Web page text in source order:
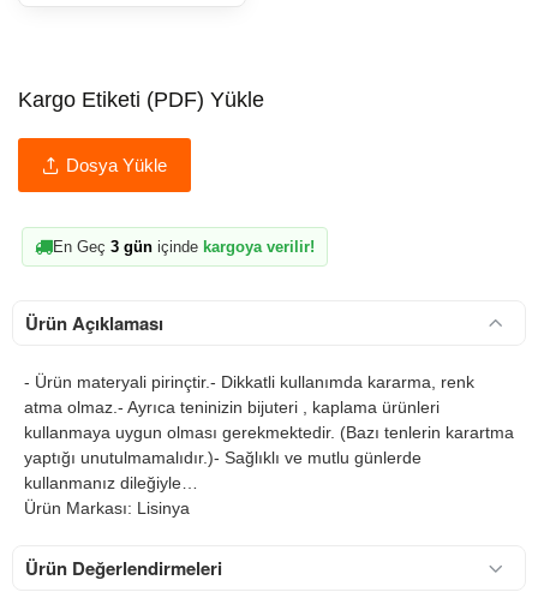
Kargo Etiketi (PDF) Yükle
Dosya Yükle
En Geç 3 gün içinde kargoya verilir!
Ürün Açıklaması
- Ürün materyali pirinçtir.- Dikkatli kullanımda kararma, renk
atma olmaz.- Ayrıca teninizin bijuteri , kaplama ürünleri
kullanmaya uygun olması gerekmektedir. (Bazı tenlerin karartma
yaptığı unutulmamalıdır.)- Sağlıklı ve mutlu günlerde
kullanmanız dileğiyle…
Ürün Markası: Lisinya
Ürün Değerlendirmeleri